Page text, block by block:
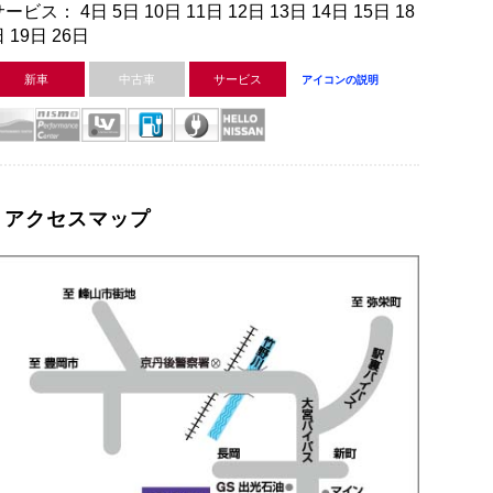
ービス： 4日 5日 10日 11日 12日 13日 14日 15日 18
19日 26日
新車 中古車 サービス アイコンの説明
アクセスマップ